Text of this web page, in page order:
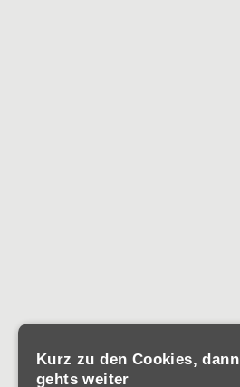
Kurz zu den Cookies, dann
gehts weiter